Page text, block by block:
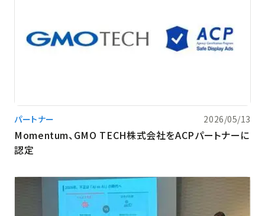
パートナー 2026/05/13
Momentum、GMO TECH株式会社をACPパートナーに
認定